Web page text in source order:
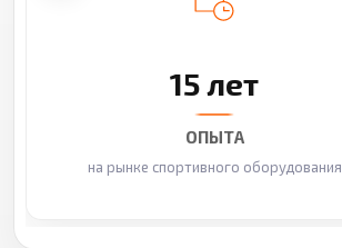
15 лет
ОПЫТА
на рынке спортивного оборудования